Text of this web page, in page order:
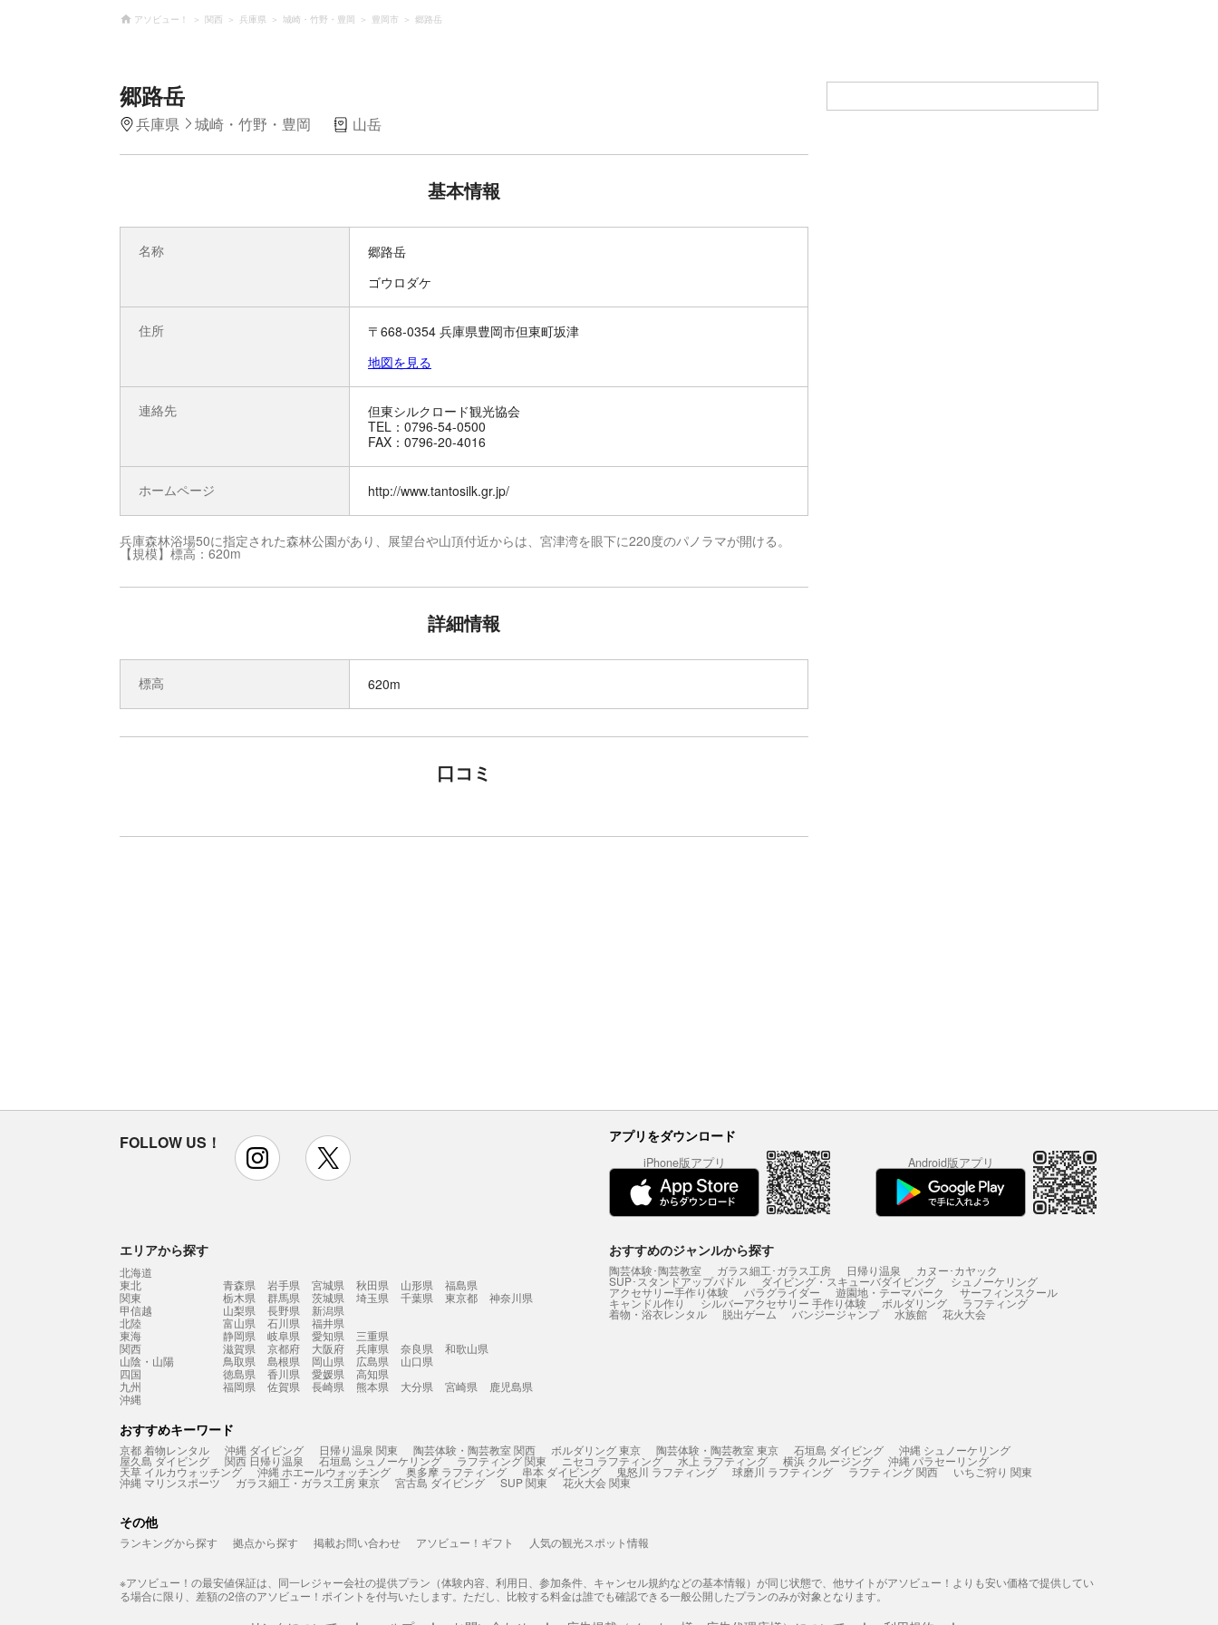
アソビュー！ 関西 兵庫県 城崎・竹野・豊岡 豊岡市 郷路岳
郷路岳
兵庫県 城崎・竹野・豊岡 山岳
基本情報
名称
郷路岳
ゴウロダケ
住所
〒668-0354 兵庫県豊岡市但東町坂津
地図を見る
連絡先
但東シルクロード観光協会
TEL：0796-54-0500
FAX：0796-20-4016
ホームページ http://www.tantosilk.gr.jp/
兵庫森林浴場50に指定された森林公園があり、展望台や山頂付近からは、宮津湾を眼下に220度のパノラマが開ける。
【規模】標高：620m
詳細情報
標高 620m
口コミ
FOLLOW US！ instagram アプリをダウンロード
iPhone版アプリ Android版アプリ
エリアから探す
北海道
東北
青森県 岩手県 宮城県 秋田県 山形県
福島県
関東
栃木県 群馬県 茨城県 埼玉県 千葉県 東京都
神奈川県
甲信越
山梨県 長野県
新潟県
北陸
富山県 石川県
福井県
東海
静岡県 岐阜県 愛知県
三重県
関西
滋賀県 京都府 大阪府 兵庫県 奈良県
和歌山県
山陰・山陽
鳥取県 島根県 岡山県 広島県
山口県
四国
徳島県 香川県 愛媛県
高知県
九州
福岡県 佐賀県 長崎県 熊本県 大分県 宮崎県
鹿児島県
沖縄
おすすめのジャンルから探す
陶芸体験･陶芸教室 ガラス細工･ガラス工房 日帰り温泉 カヌー･カヤック
SUP･スタンドアップパドル ダイビング・スキューバダイビング シュノーケリング
アクセサリー手作り体験 パラグライダー 遊園地・テーマパーク サーフィンスクール
キャンドル作り シルバーアクセサリー 手作り体験 ボルダリング ラフティング
着物・浴衣レンタル 脱出ゲーム バンジージャンプ 水族館 花火大会
おすすめキーワード
京都 着物レンタル 沖縄 ダイビング 日帰り温泉 関東 陶芸体験・陶芸教室 関西 ボルダリング 東京 陶芸体験・陶芸教室 東京 石垣島 ダイビング 沖縄 シュノーケリング
屋久島 ダイビング 関西 日帰り温泉 石垣島 シュノーケリング ラフティング 関東 ニセコ ラフティング 水上 ラフティング 横浜 クルージング 沖縄 パラセーリング
天草 イルカウォッチング 沖縄 ホエールウォッチング 奥多摩 ラフティング 串本 ダイビング 鬼怒川 ラフティング 球磨川 ラフティング ラフティング 関西 いちご狩り 関東
沖縄 マリンスポーツ ガラス細工・ガラス工房 東京 宮古島 ダイビング SUP 関東 花火大会 関東
その他
ランキングから探す 拠点から探す 掲載お問い合わせ アソビュー！ギフト 人気の観光スポット情報
※アソビュー！の最安値保証は、同一レジャー会社の提供プラン（体験内容、利用日、参加条件、キャンセル規約などの基本情報）が同じ状態で、他サイトがアソビュー！よりも安い価格で提供してい
る場合に限り、差額の2倍のアソビュー！ポイントを付与いたします。ただし、比較する料金は誰でも確認できる一般公開したプランのみが対象となります。